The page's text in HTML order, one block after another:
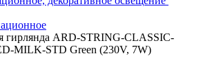
гирлянда ARD-STRING-CLASSIC-
MILK-STD Green (230V, 7W)